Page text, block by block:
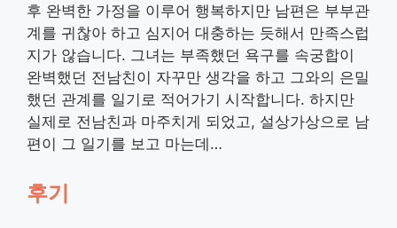
후 완벽한 가정을 이루어 행복하지만 남편은 부부관
계를 귀찮아 하고 심지어 대충하는 듯해서 만족스럽
지가 않습니다. 그녀는 부족했던 욕구를 속궁합이
완벽했던 전남친이 자꾸만 생각을 하고 그와의 은밀
했던 관계를 일기로 적어가기 시작합니다. 하지만
실제로 전남친과 마주치게 되었고, 설상가상으로 남
편이 그 일기를 보고 마는데…
후기